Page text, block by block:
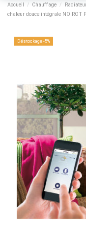
Accueil Chauffage
chaleur douce intégrale NOIROT
Déstockage -5%